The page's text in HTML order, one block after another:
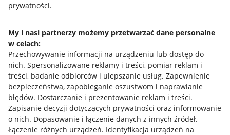
prywatności.
My i nasi partnerzy możemy przetwarzać dane personalne
w celach:
Przechowywanie informacji na urządzeniu lub dostęp do
nich. Spersonalizowane reklamy i treści, pomiar reklam i
treści, badanie odbiorców i ulepszanie usług. Zapewnienie
bezpieczeństwa, zapobieganie oszustwom i naprawianie
błędów. Dostarczanie i prezentowanie reklam i treści.
Zapisanie decyzji dotyczących prywatności oraz informowanie
o nich. Dopasowanie i łączenie danych z innych źródeł.
Łączenie różnych urządzeń. Identyfikacja urządzeń na
Jak to działa
Allegro Gadane dla sprzedających
Allegro Gadane dla kupujących
Mapa miejscowości
Informacje prawne
Regulamin